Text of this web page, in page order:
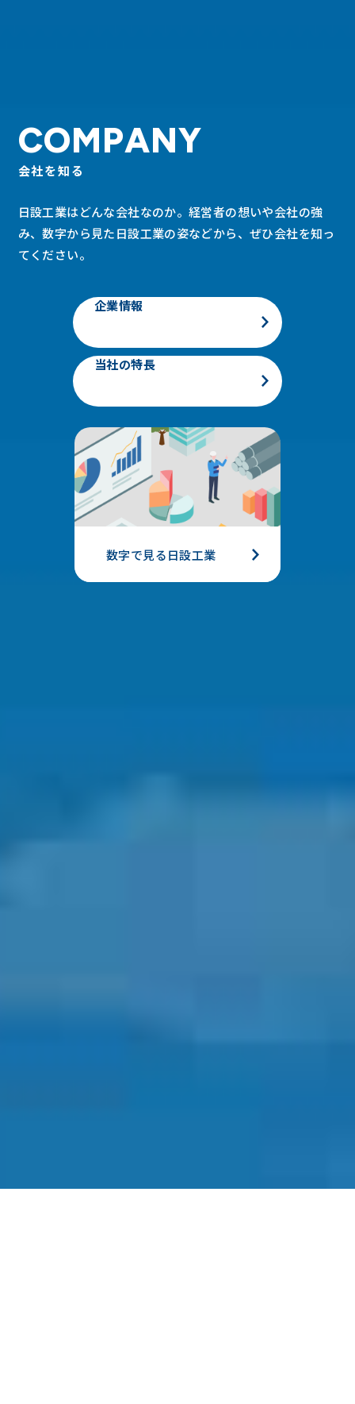
会社を知る
COMPANY
日設工業はどんな会社なのか。経営者の想いや会社の強
み、数字から見た日設工業の姿などから、ぜひ会社を知っ
てください。
企業情報
当社の特長
数字で見る日設工業